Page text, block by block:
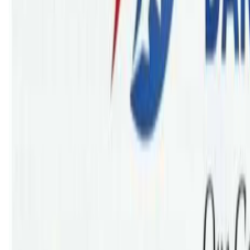
बढी उद्धारकर्मीले प्रयास गरेका
पानीमा फर्किन नसक्दा धेरै
अहिलेसम्म उद्धारकर्मीले ५०
तटीय क्षेत्रमा अझै करिब ३० वटा
प्रयासमा भइरहेको अस्ट्रेलियाका
उद्धारकर्मीले कठिन प्रयास गरी